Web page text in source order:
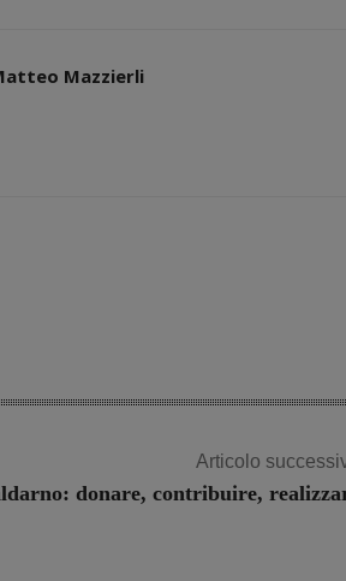
Mazzierli
Articolo
donare, contribuire,